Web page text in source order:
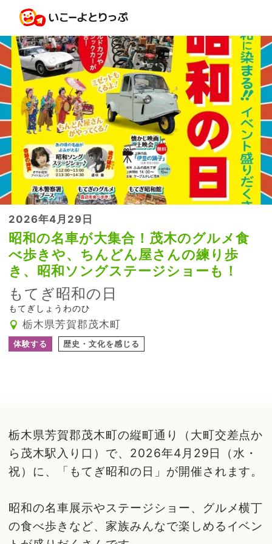
2026年4月29日
昭和の名車が大集合！茂木のグルメ食
べ歩きや、ちんどん屋さんの練り歩
き、昭和ソングステージショーも！
もてぎ昭和の日
もてぎしょうわのひ
栃木県芳賀郡茂木町
体験する 歴史・文化を感じる
栃木県芳賀郡茂木町の縦町通り（大町交差点か
ら茂木駅入り口）で、2026年4月29日（水・
祝）に、「もてぎ昭和の日」が開催されます。
昭和の名車展示やステージショー、グルメ横丁
の食べ歩きなど、家族みんなで楽しめるイベン